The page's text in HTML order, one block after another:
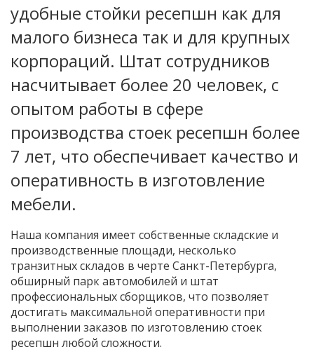
удобные стойки ресепшн как для
малого бизнеса так и для крупных
корпораций. Штат сотрудников
насчитывает более 20 человек, с
опытом работы в сфере
производства стоек ресепшн более
7 лет, что обеспечивает качество и
оперативность в изготовление
мебели.
Наша компания имеет собственные складские и
производственные площади, несколько
транзитных складов в черте Санкт-Петербурга,
обширный парк автомобилей и штат
профессиональных сборщиков, что позволяет
достигать максимальной оперативности при
выполнении заказов по изготовлению стоек
ресепшн любой сложности.